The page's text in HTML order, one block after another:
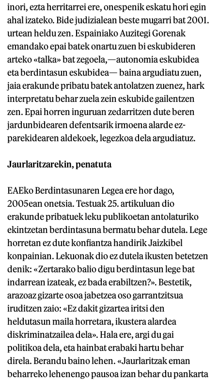
inori, ezta herritarrei ere, onespenik eskatu hori egin
ahal izateko. Bide judizialean beste mugarri bat 2001.
urtean heldu zen. Espainiako Auzitegi Gorenak
emandako epai batek onartu zuen bi eskubideren
arteko «talka» bat zegoela,—autonomia eskubidea
eta berdintasun eskubidea— baina argudiatu zuen,
jaia erakunde pribatu batek antolatzen zuenez, hark
interpretatu behar zuela zein eskubide gailentzen
zen. Epai horren inguruan zedarritzen dute beren
jardunbidearen defentsarik irmoena alarde ez-
parekidearen aldekoek, legezkoa dela argudiatuz.
Jaurlaritzarekin, penatuta
EAEko Berdintasunaren Legea ere hor dago,
2005ean onetsia. Testuak 25. artikuluan dio
erakunde pribatuek leku publikoetan antolaturiko
ekintzetan berdintasuna bermatu behar dutela. Lege
horretan ez dute konfiantza handirik Jaizkibel
konpainian. Lekuonak dio ez dutela ikusten betetzen
denik: «Zertarako balio digu berdintasun lege bat
indarrean izateak, ez bada erabiltzen?». Bestetik,
arazoaz gizarte osoa jabetzea oso garrantzitsua
iruditzen zaio: «Ez dakit gizartea iritsi den
heldutasun maila horretara, ikustera alardea
diskriminatzailea dela». Hala ere, argi du gai
politikoa dela, eta hainbat erabaki hartu behar
direla. Berandu baino lehen. «Jaurlaritzak eman
beharreko lehenengo pausoa izan behar du pankarta